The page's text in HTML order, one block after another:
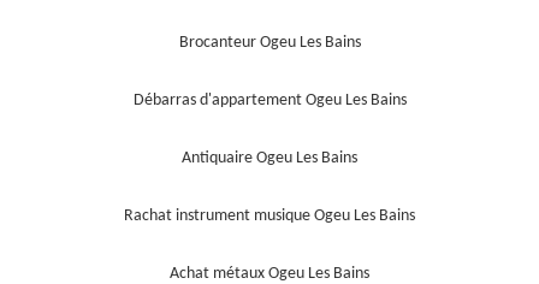
Brocanteur Ogeu Les Bains
Débarras d'appartement Ogeu Les Bains
Antiquaire Ogeu Les Bains
Rachat instrument musique Ogeu Les Bains
Achat métaux Ogeu Les Bains